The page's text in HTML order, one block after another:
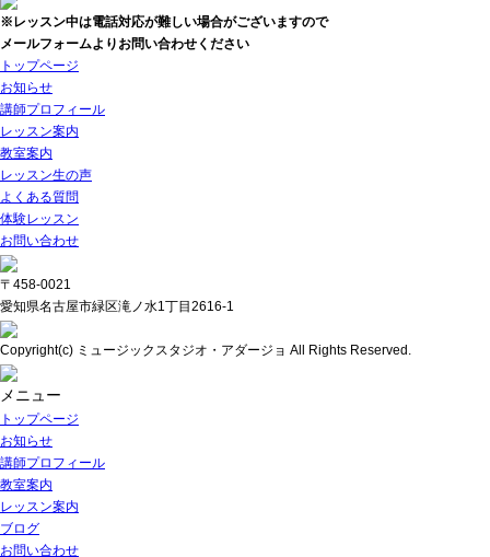
※レッスン中は電話対応が難しい場合がございますので
メールフォームよりお問い合わせください
トップページ
お知らせ
講師プロフィール
レッスン案内
教室案内
レッスン生の声
よくある質問
体験レッスン
お問い合わせ
〒458-0021
愛知県名古屋市緑区滝ノ水1丁目2616-1
Copyright(c) ミュージックスタジオ・アダージョ All Rights Reserved.
メニュー
トップページ
お知らせ
講師プロフィール
教室案内
レッスン案内
ブログ
お問い合わせ